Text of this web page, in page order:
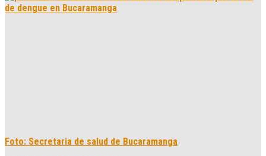
Foto: Secretaria de salud de Bucaramanga